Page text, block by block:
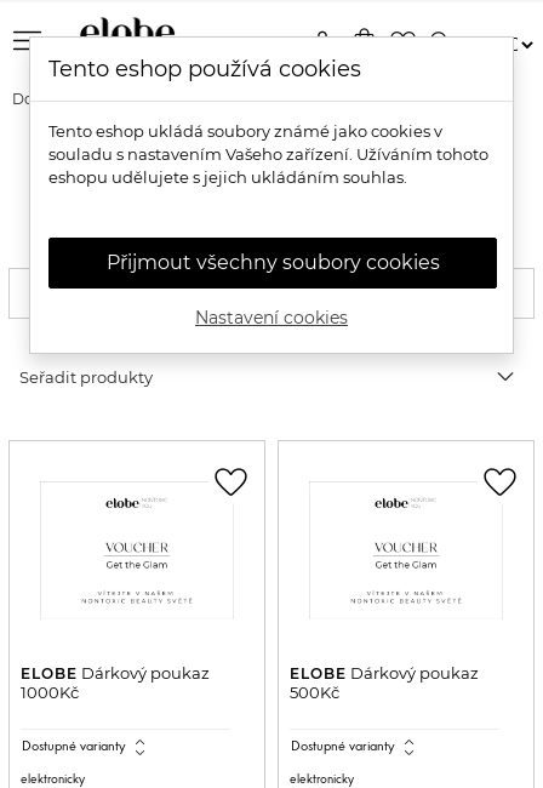
menu shopping_bagfavorite_bordersearch
person
Domů Ostatní Dárkové poukazy
Dárkové poukazy na přírodní
FILTROVAT
Seřadit produkty expand_more
ELOBE Dárkový poukaz
1000Kč
Dostupné varianty expand_all
elektronicky
favorite_border
ELOBE Dárkový poukaz
500Kč
Dostupné varianty expand_all
elektronicky
favorite_border
Tento eshop používá cookies
Tento eshop ukládá soubory známé jako cookies v
souladu s nastavením Vašeho zařízení. Užíváním tohoto
eshopu udělujete s jejich ukládáním souhlas.
Přijmout všechny soubory cookies
Nastavení cookies